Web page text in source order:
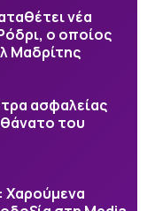
νέα
ο οποίος
Μαδρίτης
ασφαλείας
του
Χαρούμενα